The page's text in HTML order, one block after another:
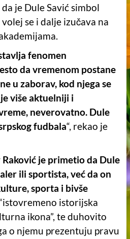
je Dule Savić simbol
se i dalje izučava na
fenomen
da vremenom postane
u zaborav, kod njega se
više aktuelniji i
neverovatno. Dule
fudbala“, rekao je
je primetio da Dule
ili sportista, već da on
sporta i bivše
istorijska
ikona”, te duhovito
o njemu prezentuju pravu